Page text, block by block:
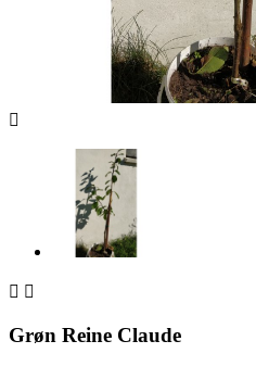

 
Grøn Reine Claude